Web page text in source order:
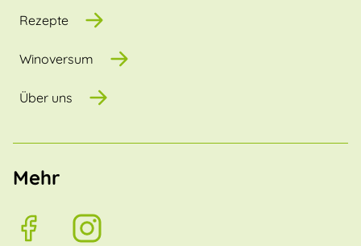
Rezepte
Winoversum
Über uns
Mehr